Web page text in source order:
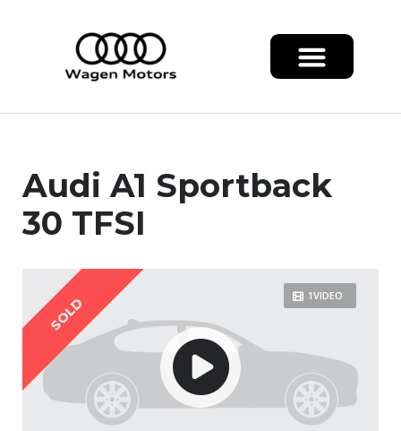
Audi A1 Sportback
30 TFSI
1VIDEO
SOLD